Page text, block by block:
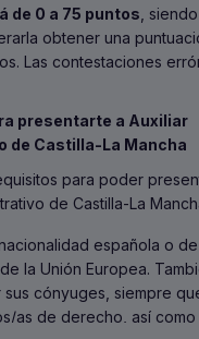
de 0 a 75 puntos ,
obtener una
Las contestaciones
con arreglo a la
– (Nº de errores/4),
de respuestas netas
si el número de
no alcanzara un número
que lo superan y
las personas
la mayor puntuación,
a treinta (30) puntos,
presentarte a Auxiliar
de Castilla-La Mancha
para poder
de Castilla-La
española o
la Unión Europea.
sus cónyuges, siempre
as de derecho, así como